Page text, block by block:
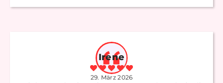
Irene
29. März 2026